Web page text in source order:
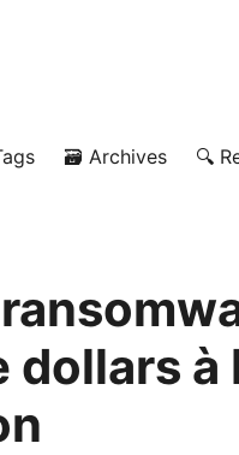
🗃️ Archives 🔍
dollars à